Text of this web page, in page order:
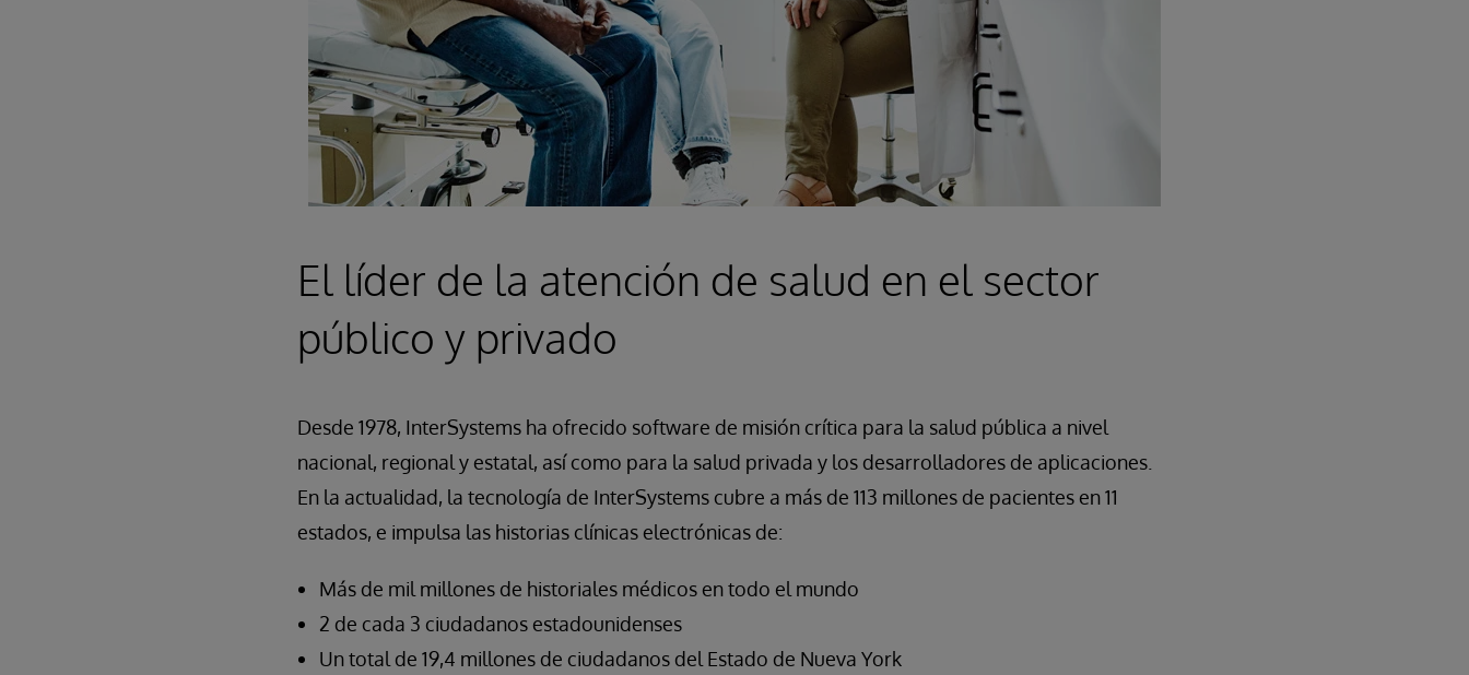
El líder de la atención de salud en el sector
público y privado
Desde 1978, InterSystems ha ofrecido software de misión crítica para la salud pública a nivel
nacional, regional y estatal, así como para la salud privada y los desarrolladores de aplicaciones.
En la actualidad, la tecnología de InterSystems cubre a más de 113 millones de pacientes en 11
estados, e impulsa las historias clínicas electrónicas de:
Más de mil millones de historiales médicos en todo el mundo
2 de cada 3 ciudadanos estadounidenses
Un total de 19,4 millones de ciudadanos del Estado de Nueva York